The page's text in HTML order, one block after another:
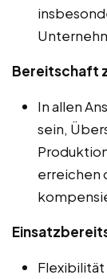
Bereitschaft
In allen
sein,
erreichen
Flexibilität